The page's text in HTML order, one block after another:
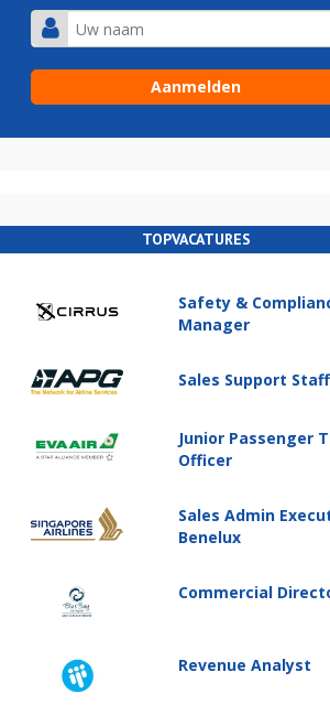
TOPVACATURES
Safety &
Manager
Sales Support Staff
Junior Passenger
Officer
Sales Admin
Benelux
Commercial
Revenue Analyst